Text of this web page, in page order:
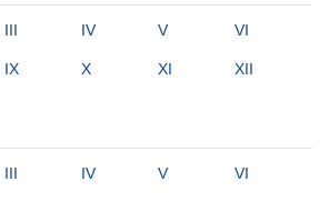
III IV V VI
IX X XI XII
III IV V VI